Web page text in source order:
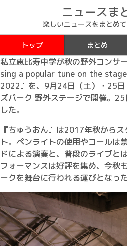
ニュースま
楽しいニュースをまとめて
トップ まとめ
私立恵比寿中学が秋の野外コンサ
sing a popular tune on the stage
2022』を、9月24日（土）・25
ズパーク 野外ステージで開催。
した。
『ちゅうおん』は2017年秋から
ト。ペンライトの使用やコールは
ドによる演奏と、普段のライブと
フォーマンスは好評を集め、今秋
ークを舞台に行われる運びとなった